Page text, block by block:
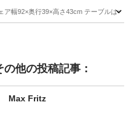
ア幅92×奥行39×高さ43cm テーブルは4
の他の投稿記事：
Max Fritz